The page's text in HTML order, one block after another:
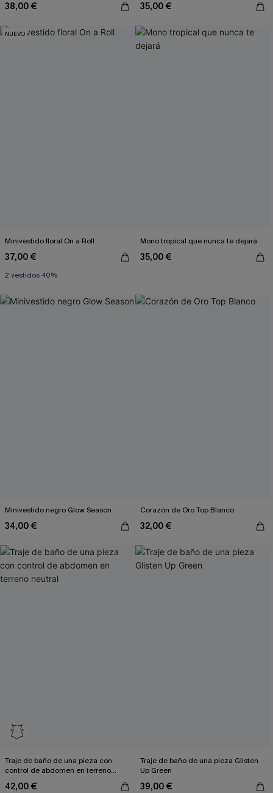
38,00 € 35,00 €
NUEVO
Minivestido floral On a Roll
37,00 €
2 vestidos -10%
Mono tropical que nunca te dejará
35,00 €
Minivestido negro Glow Season
34,00 €
Corazón de Oro Top Blanco
32,00 €
Traje de baño de una pieza con
control de abdomen en terreno
42,00 €
Traje de baño de una pieza Glisten
Up Green
39,00 €